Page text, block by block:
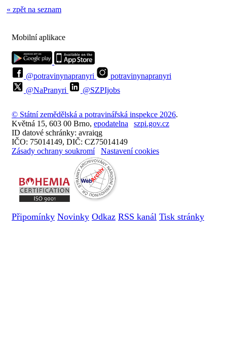
« zpět na seznam
Mobilní aplikace
@potravinynapranyri
potravinynapranyri
@NaPranyri
@SZPIjobs
© Státní zemědělská a potravinářská inspekce 2026.
Květná 15, 603 00 Brno, epodatelna
szpi.gov.cz
ID datové schránky: avraiqg
IČO: 75014149, DIČ: CZ75014149
Zásady ochrany soukromí
Nastavení cookies
Připomínky Novinky Odkaz RSS kanál Tisk stránky